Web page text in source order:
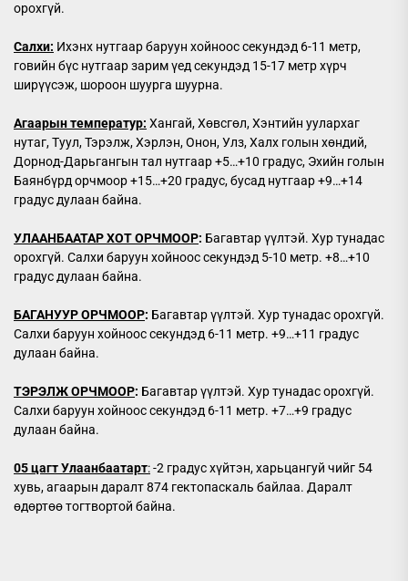
орохгүй.
Салхи: Ихэнх нутгаар баруун хойноос секундэд 6-11 метр,
говийн бүс нутгаар зарим үед секундэд 15-17 метр хүрч
ширүүсэж, шороон шуурга шуурна.
Агаарын температур: Хангай, Хөвсгөл, Хэнтийн уулархаг
нутаг, Туул, Тэрэлж, Хэрлэн, Онон, Улз, Халх голын хөндий,
Дорнод-Дарьгангын тал нутгаар +5…+10 градус, Эхийн голын
Баянбүрд орчмоор +15…+20 градус, бусад нутгаар +9…+14
градус дулаан байна.
УЛААНБААТАР ХОТ ОРЧМООР: Багавтар үүлтэй. Хур тунадас
орохгүй. Салхи баруун хойноос секундэд 5-10 метр. +8…+10
градус дулаан байна.
БАГАНУУР ОРЧМООР: Багавтар үүлтэй. Хур тунадас орохгүй.
Салхи баруун хойноос секундэд 6-11 метр. +9…+11 градус
дулаан байна.
ТЭРЭЛЖ ОРЧМООР: Багавтар үүлтэй. Хур тунадас орохгүй.
Салхи баруун хойноос секундэд 6-11 метр. +7…+9 градус
дулаан байна.
05 цагт Улаанбаатарт:-2 градус хүйтэн, харьцангуй чийг 54
хувь, агаарын даралт 874 гектопаскаль байлаа. Даралт
өдөртөө тогтвортой байна.